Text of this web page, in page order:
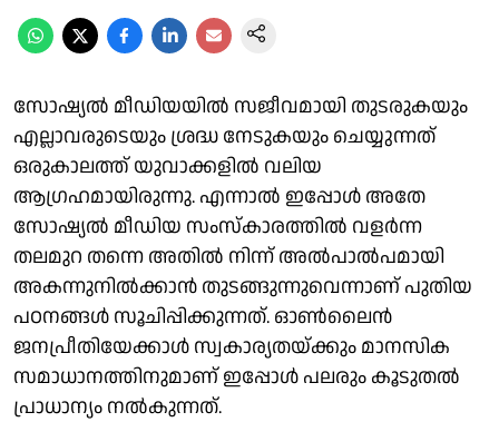
സോഷ്യൽ മീഡിയയിൽ സജീവമായി തുടരുകയും
എല്ലാവരുടെയും ശ്രദ്ധ നേടുകയും ചെയ്യുന്നത്
ഒരുകാലത്ത് യുവാക്കളിൽ വലിയ
ആഗ്രഹമായിരുന്നു. എന്നാൽ ഇപ്പോൾ അതേ
സോഷ്യൽ മീഡിയ സംസ്കാരത്തിൽ വളർന്ന
തലമുറ തന്നെ അതിൽ നിന്ന് അൽപാൽപമായി
അകന്നുനിൽക്കാൻ തുടങ്ങുന്നുവെന്നാണ് പുതിയ
പഠനങ്ങൾ സൂചിപ്പിക്കുന്നത്. ഓൺലൈൻ
ജനപ്രീതിയേക്കാൾ സ്വകാര്യതയ്ക്കും മാനസിക
സമാധാനത്തിനുമാണ് ഇപ്പോൾ പലരും കൂടുതൽ
പ്രാധാന്യം നൽകുന്നത്.